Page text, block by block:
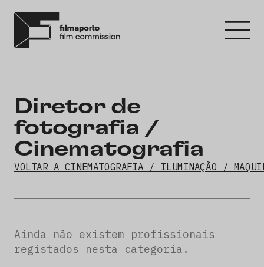
Diretor de
fotografia /
Cinematografia
VOLTAR A CINEMATOGRAFIA / ILUMINAÇÃO /
Ainda não existem profissionais
registados nesta categoria.